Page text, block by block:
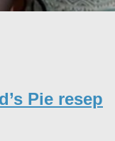
Pie resep